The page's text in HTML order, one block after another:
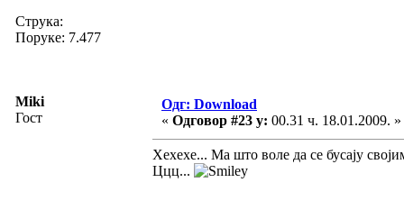
Струка:
Поруке: 7.477
Miki
Гост
Одг: Download
« Одговор #23 у: 00.31 ч. 18.01.2009. »
Хехехе... Ma што воле да се бусају
Ццц...